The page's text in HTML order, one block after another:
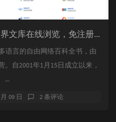
维基百科（Wikipedia）世界文库在线浏览，免注册浏览
语言的自由网络百科全书，由
自2001年1月15日成立以来，
...
09 日 2 条评论